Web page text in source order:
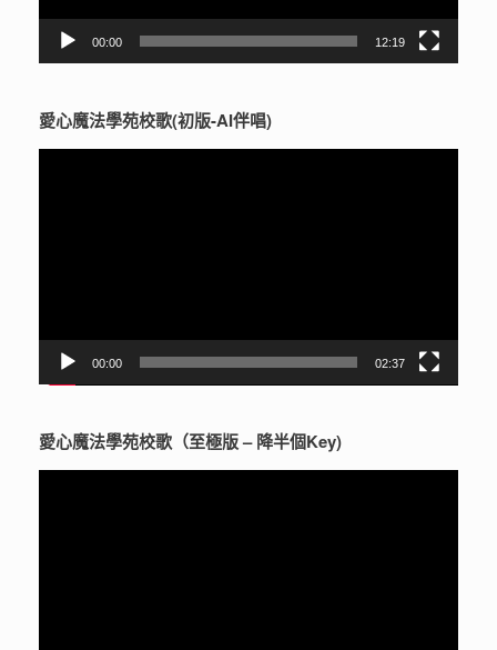
00:00 12:19
愛心魔法學苑校歌(初版-AI伴唱)
00:00 02:37
愛心魔法學苑校歌（至極版 – 降半個Key)